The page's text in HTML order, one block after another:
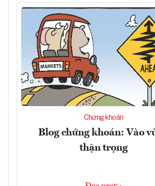
Chứng khoán
Blog chứng khoán: Vào
thận trọng